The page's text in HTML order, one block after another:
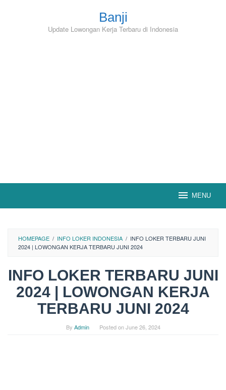
Banji
Update Lowongan Kerja Terbaru di Indonesia
MENU
HOMEPAGE / INFO LOKER INDONESIA / INFO LOKER TERBARU JUNI
2024 | LOWONGAN KERJA TERBARU JUNI 2024
INFO LOKER TERBARU JUNI
2024 | LOWONGAN KERJA
TERBARU JUNI 2024
By Admin Posted onJune 26, 2024